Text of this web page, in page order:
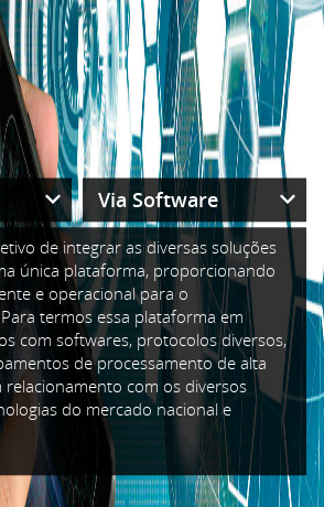
de integrar as diversas soluções
única plataforma, proporcionando
e operacional para o
termos essa plataforma em
com softwares, protocolos diversos,
de processamento de alta
com os diversos
do mercado nacional e